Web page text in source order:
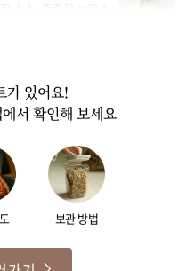
.
가 있어요!
서 확인해 보세요
보관 방법